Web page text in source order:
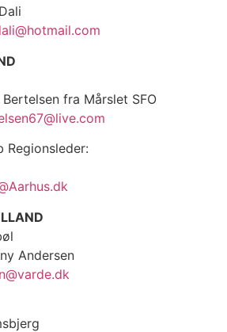
fra Mårslet SFO
Regionsleder:
Andersen